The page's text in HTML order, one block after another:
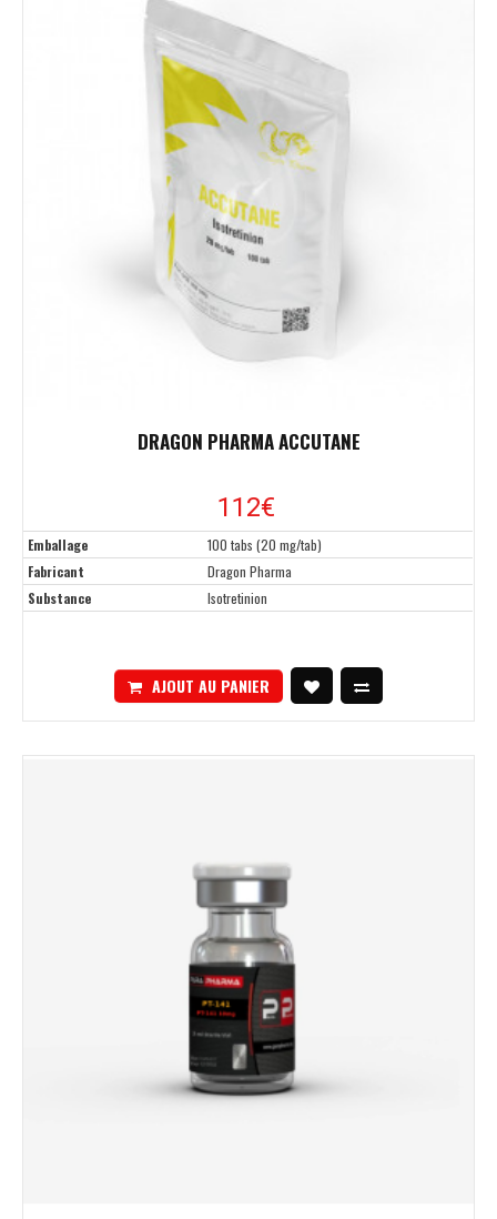
DRAGON PHARMA ACCUTANE
112€
Emballage
100 tabs (20 mg/tab)
Fabricant
Dragon Pharma
Substance
Isotretinion
AJOUT AU PANIER